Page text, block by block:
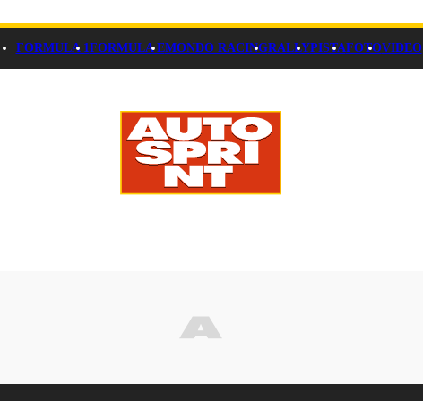
FORMULA 1FORMULA EMONDO RACINGRALLYPISTAFOTOVIDEO